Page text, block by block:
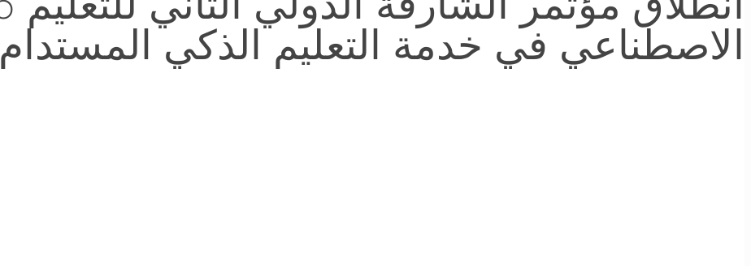
الاصطناعي في خدمة التعليم الذكي المستدام